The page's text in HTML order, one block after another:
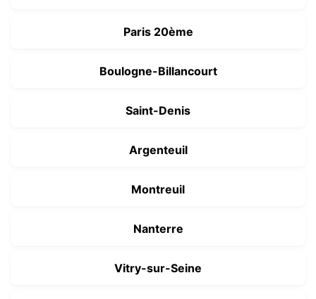
Paris 20ème
Boulogne-Billancourt
Saint-Denis
Argenteuil
Montreuil
Nanterre
Vitry-sur-Seine